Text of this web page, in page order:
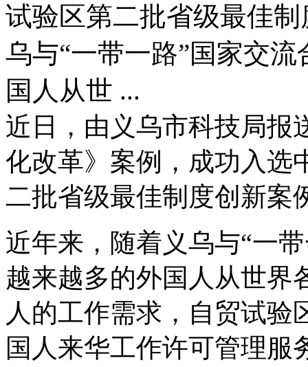
试验区第二批省级最佳
乌与“一带一路”国家交
国人从世 ...
近日，由义乌市科技局报
化改革》案例，成功入选
二批省级最佳制度创新案
近年来，随着义乌与“一
越来越多的外国人从世界
人的工作需求，自贸试验
国人来华工作许可管理服